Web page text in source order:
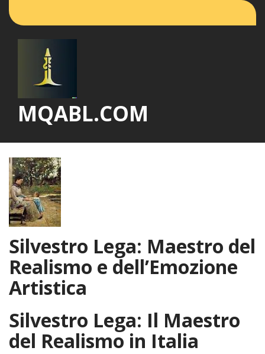
MQABL.COM
Silvestro Lega: Maestro del
Realismo e dell’Emozione
Artistica
Silvestro Lega: Il Maestro
del Realismo in Italia